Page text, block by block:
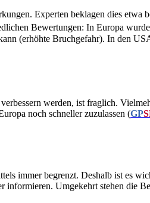
Experten beklagen dies etwa
Bewertungen: In Europa
(erhöhte Bruchgefahr). In den
werden, ist fraglich.
noch schneller zuzulassen (GP
immer begrenzt. Deshalb ist es
informieren. Umgekehrt stehen die